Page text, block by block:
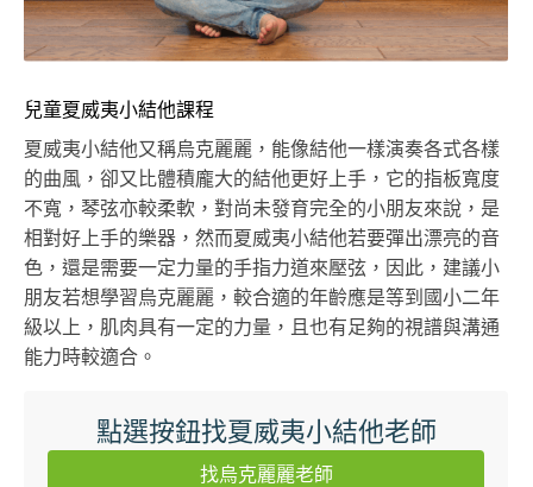
兒童夏威夷小結他課程
夏威夷小結他又稱烏克麗麗，能像結他一樣演奏各式各樣
的曲風，卻又比體積龐大的結他更好上手，它的指板寬度
不寬，琴弦亦較柔軟，對尚未發育完全的小朋友來說，是
相對好上手的樂器，然而夏威夷小結他若要彈出漂亮的音
色，還是需要一定力量的手指力道來壓弦，因此，建議小
朋友若想學習烏克麗麗，較合適的年齡應是等到國小二年
級以上，肌肉具有一定的力量，且也有足夠的視譜與溝通
能力時較適合。
點選按鈕找夏威夷小結他老師
找烏克麗麗老師